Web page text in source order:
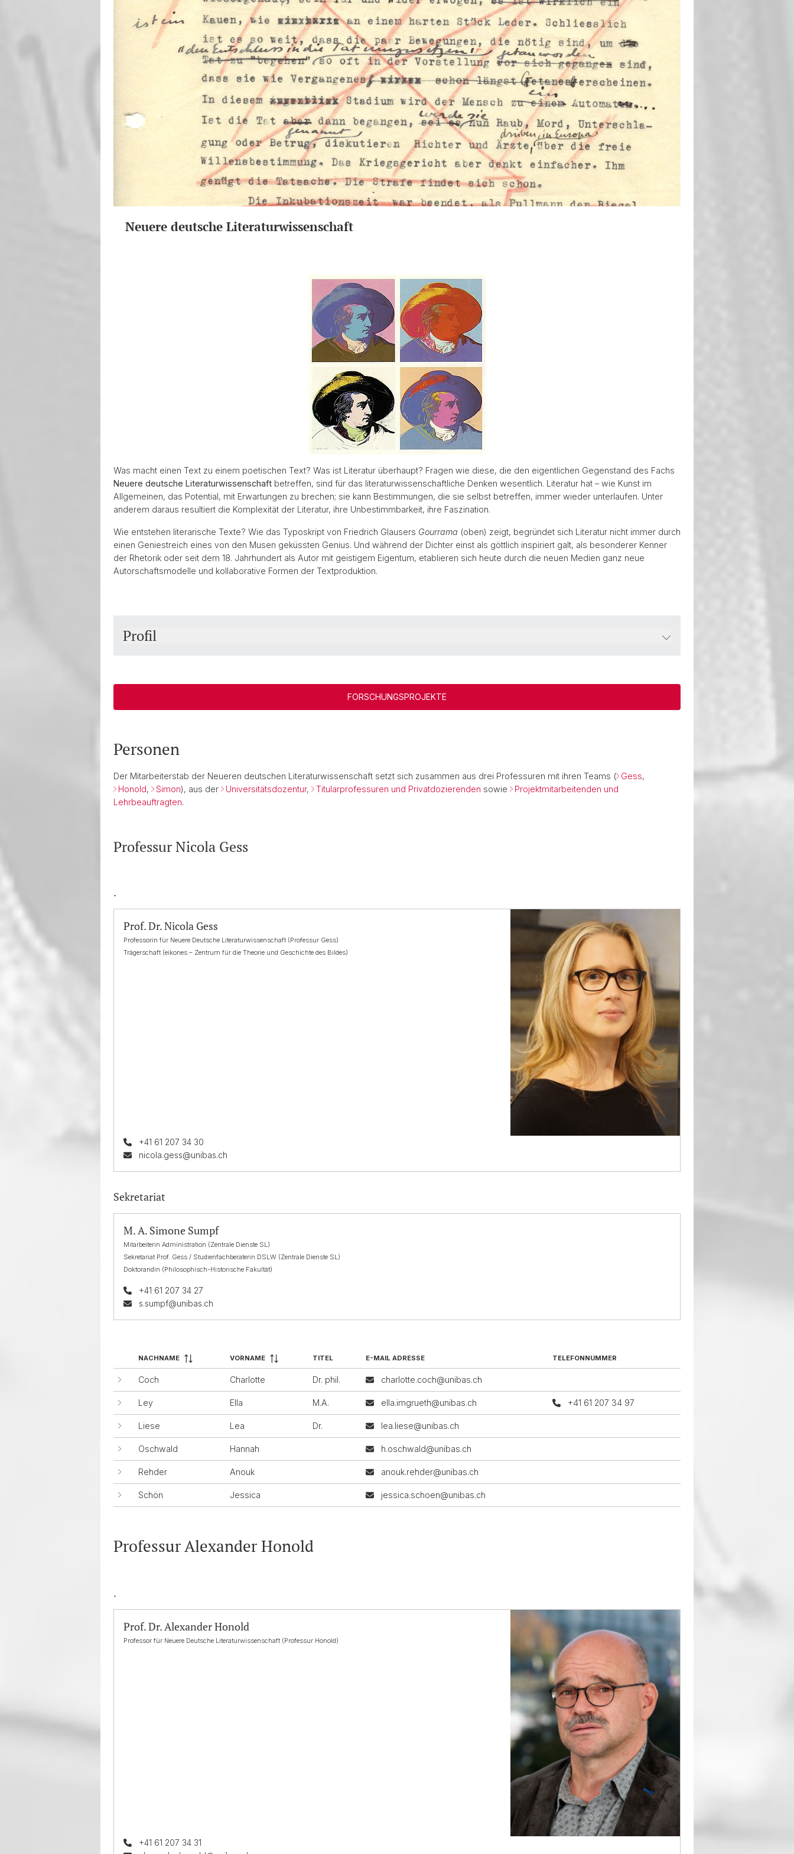
Neuere deutsche Literaturwissenschaft
Was macht einen Text zu einem poetischen Text? Was ist Literatur überhaupt? Fragen wie diese, die den eigentlichen Gegenstand des Fachs
Neuere deutsche Literaturwissenschaft betreffen, sind für das literaturwissenschaftliche Denken wesentlich. Literatur hat – wie Kunst im
Allgemeinen, das Potential, mit Erwartungen zu brechen; sie kann Bestimmungen, die sie selbst betreffen, immer wieder unterlaufen. Unter
anderem daraus resultiert die Komplexität der Literatur, ihre Unbestimmbarkeit, ihre Faszination.
Wie entstehen literarische Texte? Wie das Typoskript von Friedrich Glausers Gourrama (oben) zeigt, begründet sich Literatur nicht immer durch
einen Geniestreich eines von den Musen geküssten Genius. Und während der Dichter einst als göttlich inspiriert galt, als besonderer Kenner
der Rhetorik oder seit dem 18. Jahrhundert als Autor mit geistigem Eigentum, etablieren sich heute durch die neuen Medien ganz neue
Autorschaftsmodelle und kollaborative Formen der Textproduktion.
Profil
FORSCHUNGSPROJEKTE
Personen
Der Mitarbeiterstab der Neueren deutschen Literaturwissenschaft setzt sich zusammen aus drei Professuren mit ihren Teams ( Gess,
Honold, Simon), aus der Universitätsdozentur, Titularprofessuren und Privatdozierenden sowie
Projektmitarbeitenden und
Lehrbeauftragten.
Professur Nicola Gess
.
Prof. Dr. Nicola Gess
Professorin für Neuere Deutsche Literaturwissenschaft (Professur Gess)
Trägerschaft (eikones – Zentrum für die Theorie und Geschichte des Bildes)
+41 61 207 34 30
nicola.gess@unibas.ch
Sekretariat
M. A. Simone Sumpf
Mitarbeiterin Administration (Zentrale Dienste SL)
Sekretariat Prof. Gess / Studienfachberaterin DSLW (Zentrale Dienste SL)
Doktorandin (Philosophisch-Historische Fakultät)
+41 61 207 34 27
s.sumpf@unibas.ch
NACHNAME VORNAME TITEL E-MAIL ADRESSE TELEFONNUMMER
Coch Charlotte Dr. phil. charlotte.coch@unibas.ch
Ley Ella M.A. ella.imgrueth@unibas.ch +41 61 207 34 97
Liese Lea Dr. lea.liese@unibas.ch
Oschwald Hannah h.oschwald@unibas.ch
Rehder Anouk anouk.rehder@unibas.ch
Schön Jessica jessica.schoen@unibas.ch
Professur Alexander Honold
.
Prof. Dr. Alexander Honold
Professor für Neuere Deutsche Literaturwissenschaft (Professur Honold)
+41 61 207 34 31